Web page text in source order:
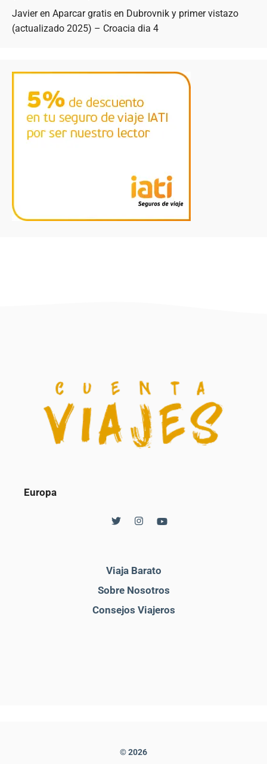
Javieren Aparcar gratis en Dubrovnik y primer vistazo
(actualizado 2025) – Croacia dia 4
Europa
Viaja Barato
Sobre Nosotros
Consejos Viajeros
© 2026